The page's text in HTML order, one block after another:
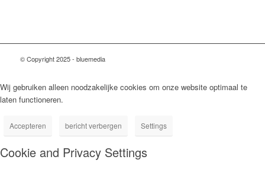
© Copyright 2025 - bluemedia
Wij gebruiken alleen noodzakelijke cookies om onze website optimaal te
laten functioneren.
Accepteren bericht verbergen Settings
Cookie and Privacy Settings